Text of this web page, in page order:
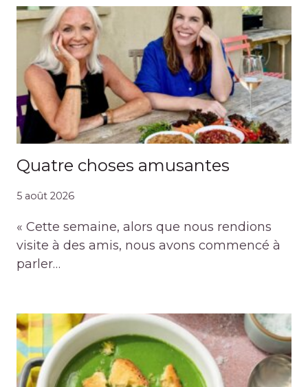
Quatre choses amusantes
5 août 2026
« Cette semaine, alors que nous rendions
visite à des amis, nous avons commencé à
parler…